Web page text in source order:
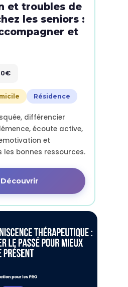
et troubles de
les seniors :
et
Résidence
différencier
écoute active,
et
les bonnes ressources.
Découvrir